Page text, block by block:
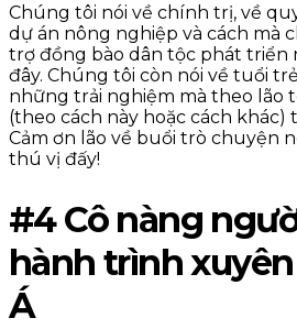
Chúng tôi nói về chính trị, về
dự án nông nghiệp và cách mà
trợ đồng bào dân tộc phát triển
đây. Chúng tôi còn nói về tuổi
những trải nghiệm mà theo lão
(theo cách này hoặc cách khác)
Cảm ơn lão về buổi trò chuyện
thú vị đấy!
#4 Cô nàng
hành trình
Á